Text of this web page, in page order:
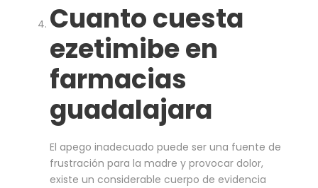
Cuanto cuesta
ezetimibe en
farmacias
guadalajara
El apego inadecuado puede ser una fuente de
frustración para la madre y provocar dolor,
existe un considerable cuerpo de evidencia